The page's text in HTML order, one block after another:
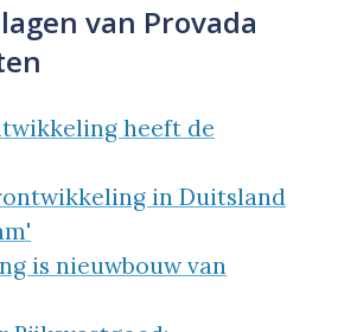
van Provada
heeft de
in Duitsland
is nieuwbouw van